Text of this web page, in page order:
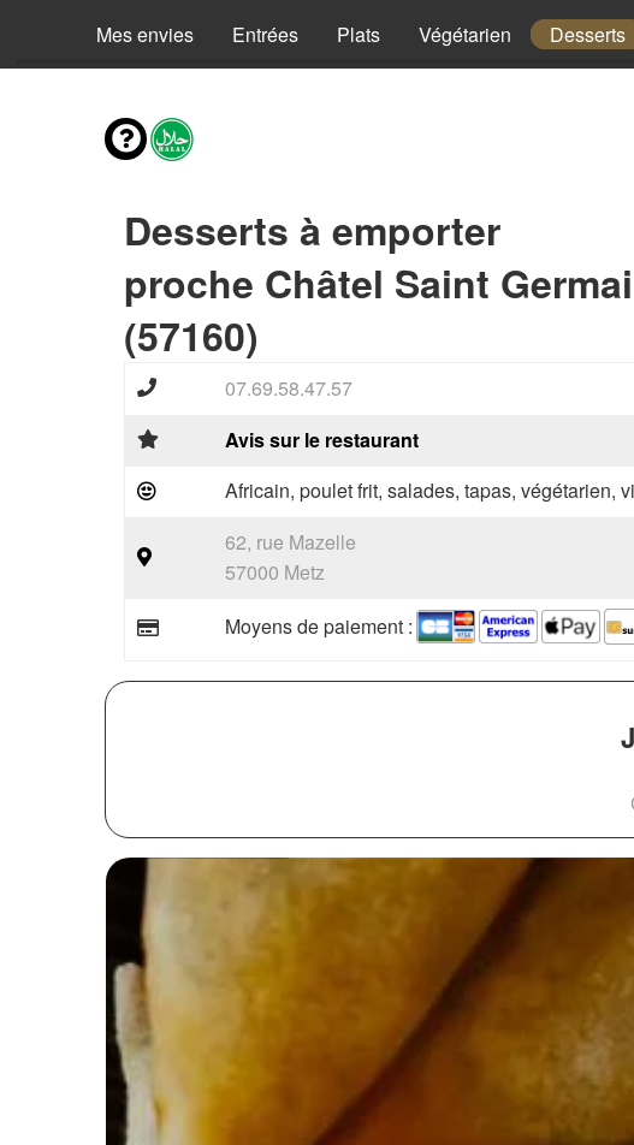
Mes envies Entrées Plats Végétarien Desserts
Desserts à emporter
proche Châtel Saint
(57160)
07.69.58.47.57
Avis sur le restaurant
Africain, poulet frit, salades, tapas, végétarien,
62, rue Mazelle
57000 Metz
Moyens de paiement :